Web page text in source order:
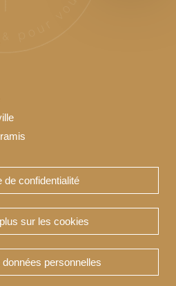
seniors
Soleil
de confidentialité
sur les cookies
personnelles